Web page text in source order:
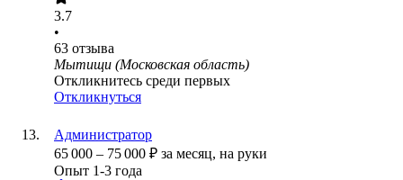
3.7
•
63 отзыва
Мытищи (Московская область)
Откликнитесь среди первых
Откликнуться
Администратор
65 000 – 75 000 ₽ за месяц, на руки
Опыт 1-3 года